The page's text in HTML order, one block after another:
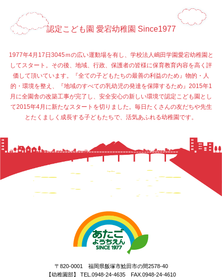
認定こども園 愛宕幼稚園 Since1977
1977年4月17日3045ｍの広い運動場を有し、学校法人嶋田学園愛宕幼稚園と
してスタート。その後、地域、行政、保護者の皆様に保育教育内容を高く評
価して頂いています。『全ての子どもたちの最善の利益のため』物的・人
的・環境を整え、『地域のすべての乳幼児の発達を保障するため』2015年1
月に全園舎の改築工事が完了し、安全安心の新しい環境で認定こども園とし
て2015年4月に新たなスタートを切りました。毎日たくさんの友だちや先生
とたくましく成長する子どもたちで、活気あふれる幼稚園です。
〒820-0001 福岡県飯塚市鯰田市の間2578-40
【幼稚園部】 TEL.0948-24-4635 FAX.0948-24-4610